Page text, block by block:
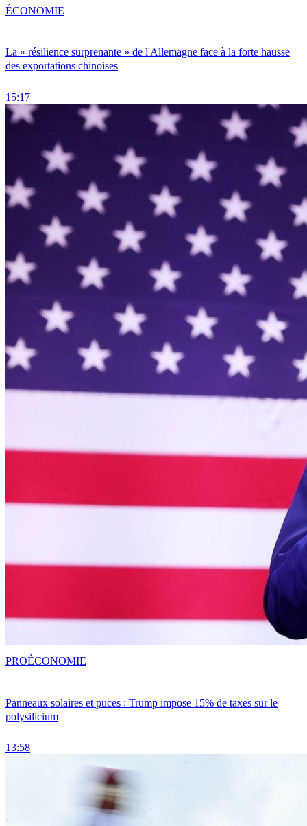
La « résilience surprenante » de l'Allemagne face à la forte hausse
des exportations chinoises
15:17
ÉCONOMIE
Panneaux solaires et puces : Trump impose 15% de taxes sur le
polysilicium
13:58
PROÉCONOMIE